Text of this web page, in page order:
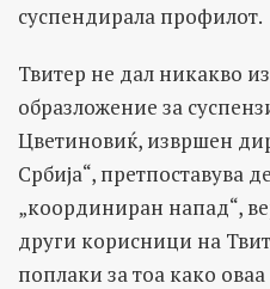
суспендирала профилот.
Твитер не дал никакво
образложение за
Цветиновиќ, извршен
Србија“, претпоставува
„координиран напад“,
други корисници на
поплаки за тоа како